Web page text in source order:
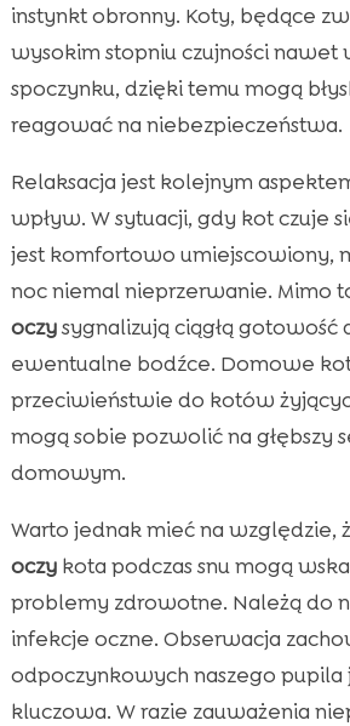
instynkt obronny. Koty, będące
wysokim stopniu czujności nawet
spoczynku, dzięki temu mogą
reagować na niebezpieczeństwa.
Relaksacja jest kolejnym
wpływ. W sytuacji, gdy kot czuje
jest komfortowo umiejscowiony,
noc niemal nieprzerwanie. Mimo
oczysygnalizują ciągłą gotowość
ewentualne bodźce. Domowe
przeciwieństwie do kotów
mogą sobie pozwolić na głębszy
domowym.
Warto jednak mieć na względzie,
oczykota podczas snu mogą
problemy zdrowotne. Należą do
infekcje oczne. Obserwacja
odpoczynkowych naszego pupila
kluczowa. W razie zauważenia